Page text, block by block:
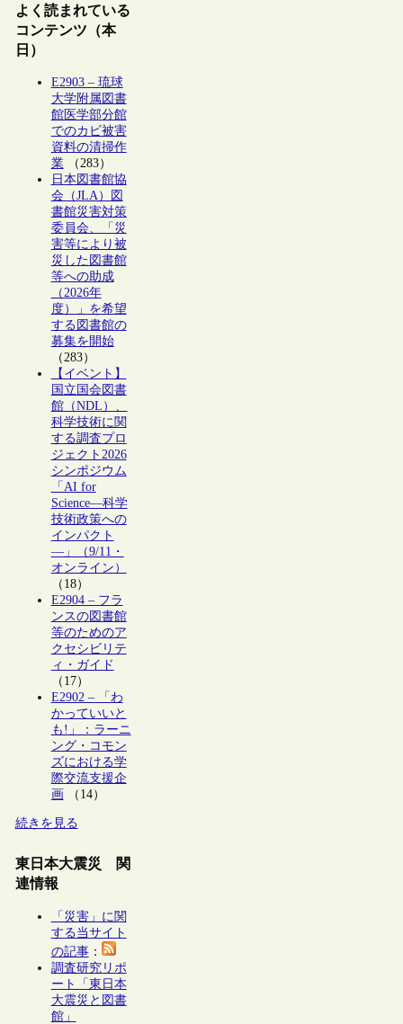
よく読まれている
コンテンツ（本
日）
E2903 – 琉球
大学附属図書
館医学部分館
でのカビ被害
資料の清掃作
業（283）
日本図書館協
会（JLA）図
書館災害対策
委員会、「災
害等により被
災した図書館
等への助成
（2026年
度）」を希望
する図書館の
募集を開始
（283）
【イベント】
国立国会図書
館（NDL）、
科学技術に関
する調査プロ
ジェクト2026
シンポジウム
「AI for
Science―科学
技術政策への
インパクト
―」（9/11・
オンライン）
（18）
E2904 – フラ
ンスの図書館
等のためのア
クセシビリテ
ィ・ガイド
（17）
E2902 – 「わ
かっていいと
も!」：ラーニ
ング・コモン
ズにおける学
際交流支援企
画 （14）
続きを見る
東日本大震災 関
連情報
「災害」に関
する当サイト
の記事：
調査研究リポ
ート「東日本
大震災と図書
館」